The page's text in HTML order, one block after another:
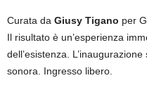
Curata da Giusy Tigano per
Il risultato è un’esperienza
dell’esistenza.
sonora. Ingresso libero.